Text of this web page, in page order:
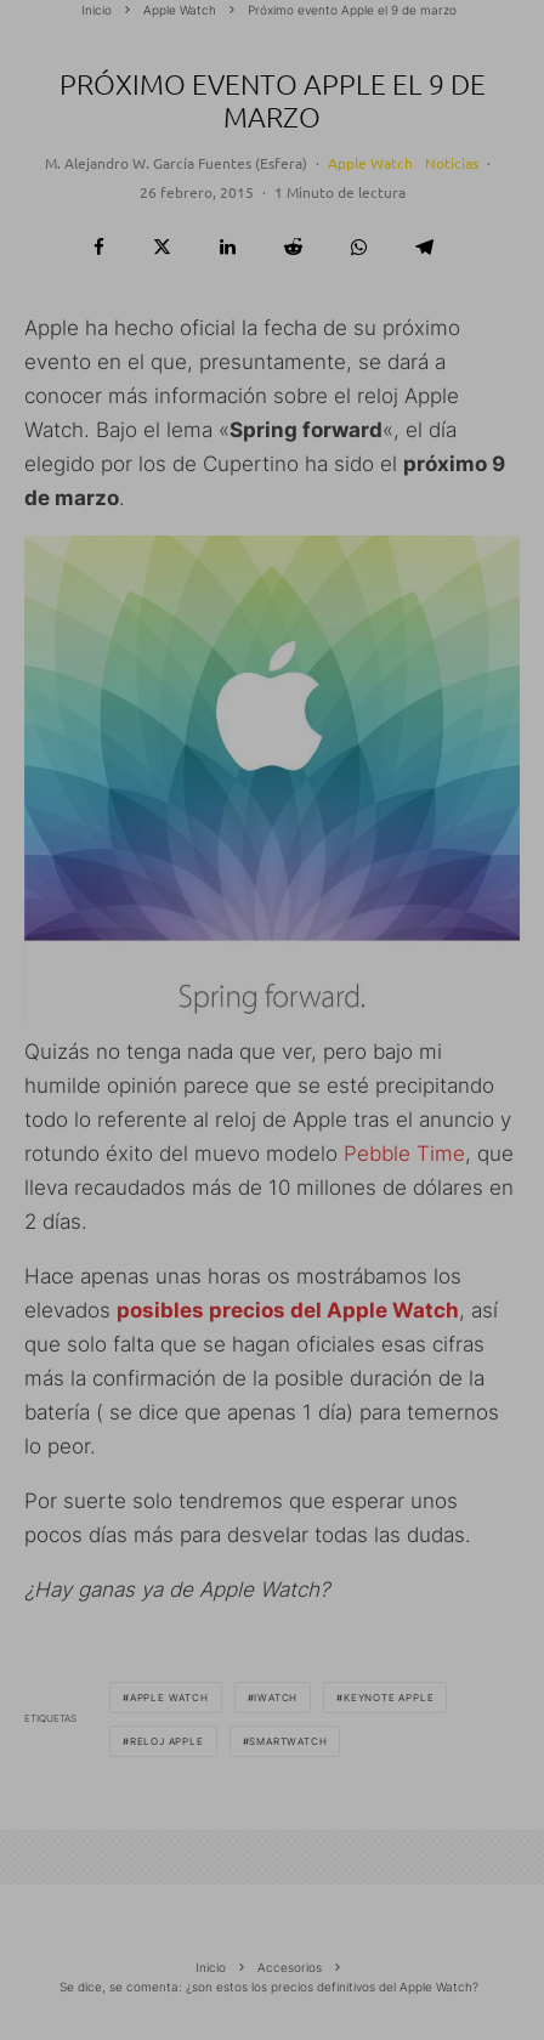
Inicio Apple Watch Próximo evento Apple el 9 de marzo
PRÓXIMO EVENTO APPLE EL 9 DE
MARZO
M. Alejandro W. García Fuentes (Esfera) · Apple Watch Noticias ·
26 febrero, 2015 · 1 Minuto de lectura
Apple ha hecho oficial la fecha de su próximo
evento en el que, presuntamente, se dará a
conocer más información sobre el reloj Apple
Watch. Bajo el lema «Spring forward«, el día
elegido por los de Cupertino ha sido el próximo 9
de marzo.
Quizás no tenga nada que ver, pero bajo mi
humilde opinión parece que se esté precipitando
todo lo referente al reloj de Apple tras el anuncio y
rotundo éxito del muevo modelo Pebble Time, que
lleva recaudados más de 10 millones de dólares en
2 días.
Hace apenas unas horas os mostrábamos los
elevados posibles precios del Apple Watch, así
que solo falta que se hagan oficiales esas cifras
más la confirmación de la posible duración de la
batería ( se dice que apenas 1 día) para temernos
lo peor.
Por suerte solo tendremos que esperar unos
pocos días más para desvelar todas las dudas.
¿Hay ganas ya de Apple Watch?
ETIQUETAS
APPLE WATCH IWATCH KEYNOTE APPLE
RELOJ APPLE SMARTWATCH
Inicio
Accesorios
Se dice, se comenta: ¿son estos los precios definitivos del Apple Watch?